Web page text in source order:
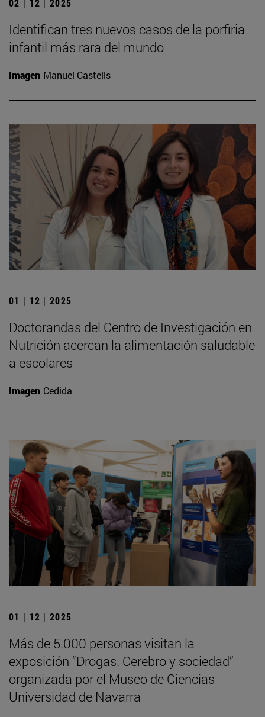
02 | 12 | 2025
Identifican tres nuevos casos de la porfiria
infantil más rara del mundo
Imagen Manuel Castells
01 | 12 | 2025
Doctorandas del Centro de Investigación en
Nutrición acercan la alimentación saludable
a escolares
Imagen Cedida
01 | 12 | 2025
Más de 5.000 personas visitan la
exposición “Drogas. Cerebro y sociedad”
organizada por el Museo de Ciencias
Universidad de Navarra